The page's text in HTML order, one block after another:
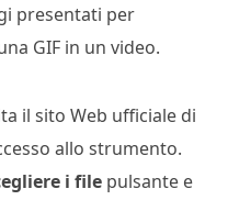
presentati per
GIF in un video.
il sito Web ufficiale di
allo strumento.
i file pulsante e